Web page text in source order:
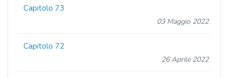
Capitolo 73
03 Maggio 2022
Capitolo 72
26 Aprile 2022